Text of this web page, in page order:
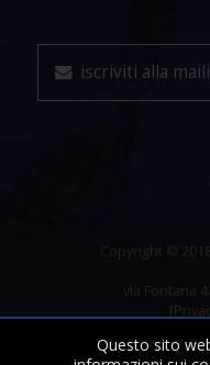
iscriviti alla
Copyright ©
via Fontana
Questo sito